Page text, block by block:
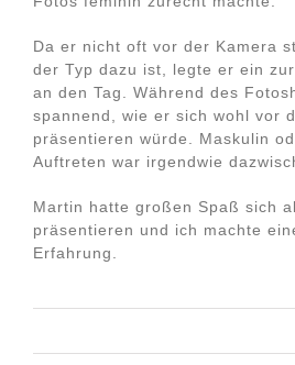
Da er nicht oft vor der Kamera
der Typ dazu ist, legte er ein
an den Tag. Während des
spannend, wie er sich wohl vor
präsentieren würde. Maskulin
Auftreten war irgendwie
Martin hatte großen Spaß sich
präsentieren und ich machte
Erfahrung.